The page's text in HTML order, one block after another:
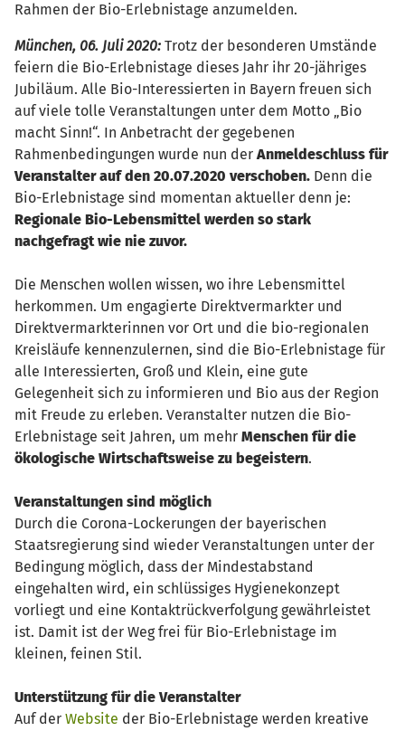
Rahmen der Bio-Erlebnistage anzumelden.
München, 06. Juli 2020: Trotz der besonderen Umstände
feiern die Bio-Erlebnistage dieses Jahr ihr 20-jähriges
Jubiläum. Alle Bio-Interessierten in Bayern freuen sich
auf viele tolle Veranstaltungen unter dem Motto „Bio
macht Sinn!“. In Anbetracht der gegebenen
Rahmenbedingungen wurde nun derAnmeldeschluss für
Veranstalter auf den 20.07.2020 verschoben. Denn die
Bio-Erlebnistage sind momentan aktueller denn je:
Regionale Bio-Lebensmittel werden so stark
nachgefragt wie nie zuvor.
Die Menschen wollen wissen, wo ihre Lebensmittel
herkommen. Um engagierte Direktvermarkter und
Direktvermarkterinnen vor Ort und die bio-regionalen
Kreisläufe kennenzulernen, sind die Bio-Erlebnistage für
alle Interessierten, Groß und Klein, eine gute
Gelegenheit sich zu informieren und Bio aus der Region
mit Freude zu erleben. Veranstalter nutzen die Bio-
Erlebnistage seit Jahren, um mehr Menschen für die
ökologische Wirtschaftsweise zu begeistern.
Veranstaltungen sind möglich
Durch die Corona-Lockerungen der bayerischen
Staatsregierung sind wieder Veranstaltungen unter der
Bedingung möglich, dass der Mindestabstand
eingehalten wird, ein schlüssiges Hygienekonzept
vorliegt und eine Kontaktrückverfolgung gewährleistet
ist. Damit ist der Weg frei für Bio-Erlebnistage im
kleinen, feinen Stil.
Unterstützung für die Veranstalter
Auf der Website der Bio-Erlebnistage werden kreative